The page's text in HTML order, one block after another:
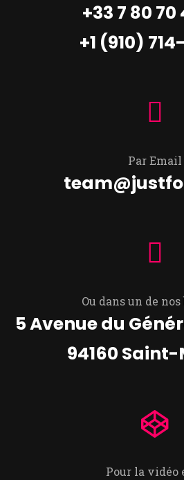
+33 7 80 70
+1 (910)
Par Email
Ou dans un de
5 Avenue du
94160
Pour la vidéo